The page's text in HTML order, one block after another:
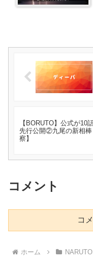
【BORUTO】公式が10
先行公開②九尾の新相棒
察】
コメント
コ
ホーム